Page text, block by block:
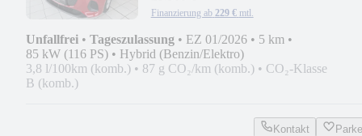
Finanzierung ab 229 € mtl.
Unfallfrei • Tageszulassung • EZ 01/2026 • 5 km •
85 kW (116 PS) • Hybrid (Benzin/Elektro)
3,8 l/100km (komb.) • 87 g CO₂/km (komb.) • CO₂-Klasse
B (komb.)
Kontakt